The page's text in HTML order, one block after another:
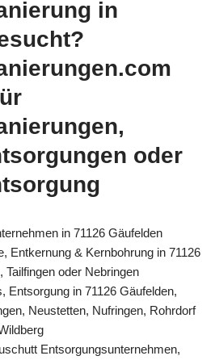
in
oder
in 71126 Gäufelden
Entkernung & Kernbohrung in 71126
oder Nebringen
Entsorgung in 71126 Gäufelden,
Neustetten, Nufringen, Rohrdorf
Entsorgungsunternehmen,